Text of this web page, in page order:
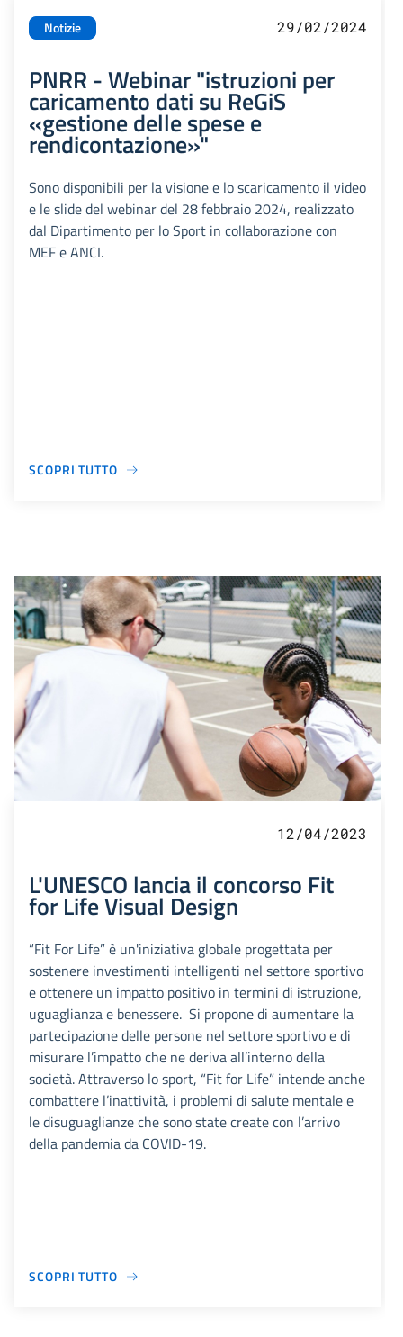
Notizie 29/02/2024
PNRR - Webinar "istruzioni per
caricamento dati su ReGiS
«gestione delle spese e
rendicontazione»"
Sono disponibili per la visione e lo scaricamento il video
e le slide del webinar del 28 febbraio 2024, realizzato
dal Dipartimento per lo Sport in collaborazione con
MEF e ANCI.
SCOPRI TUTTO
12/04/2023
L'UNESCO lancia il concorso Fit
for Life Visual Design
“Fit For Life” è un'iniziativa globale progettata per
sostenere investimenti intelligenti nel settore sportivo
e ottenere un impatto positivo in termini di istruzione,
uguaglianza e benessere. Si propone di aumentare la
partecipazione delle persone nel settore sportivo e di
misurare l’impatto che ne deriva all’interno della
società. Attraverso lo sport, “Fit for Life” intende anche
combattere l’inattività, i problemi di salute mentale e
le disuguaglianze che sono state create con l’arrivo
della pandemia da COVID-19.
SCOPRI TUTTO